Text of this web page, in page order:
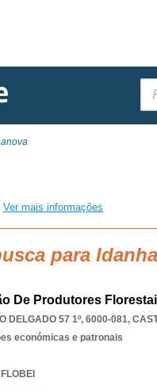
Ver mais informações
para
De Produtores
DELGADO 57 1º, 6000-081,
económicas e patronais